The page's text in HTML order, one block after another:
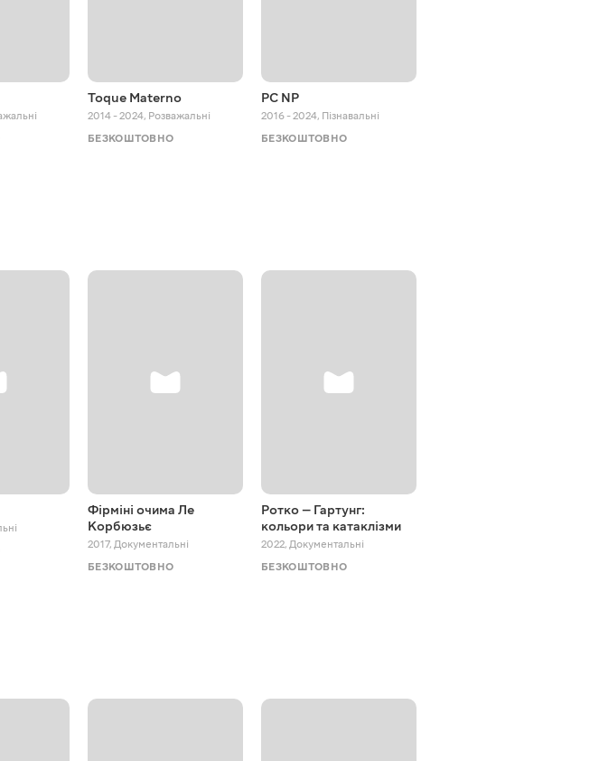
Toque Materno
2014 - 2024, Розважальні
БЕЗКОШТОВНО
PC NP
2016 - 2024, Пізнавальні
БЕЗКОШТОВНО
Фірміні очима Ле
Корбюзьє
2017, Документальні
БЕЗКОШТОВНО
Ротко — Гартунг:
кольори та катаклізми
2022, Документальні
БЕЗКОШТОВНО